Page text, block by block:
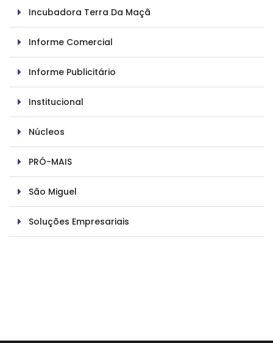
Incubadora Terra Da Maçã
Informe Comercial
Informe Publicitário
Institucional
Núcleos
PRÓ-MAIS
São Miguel
Soluções Empresariais